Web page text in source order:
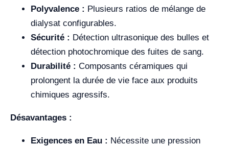
Polyvalence : Plusieurs ratios de mélange de
dialysat configurables.
Sécurité : Détection ultrasonique des bulles et
détection photochromique des fuites de sang.
Durabilité : Composants céramiques qui
prolongent la durée de vie face aux produits
chimiques agressifs.
Désavantages :
Exigences en Eau : Nécessite une pression